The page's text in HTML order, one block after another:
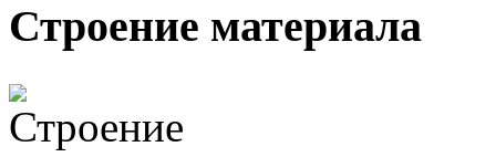
Строение материала